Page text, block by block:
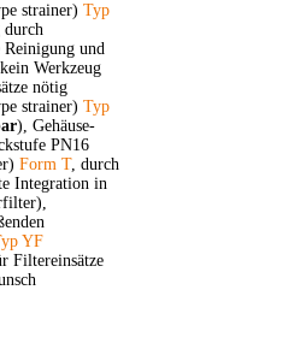
strainer) Typ
durch
Reinigung und
Werkzeug
nötig
strainer) Typ
), Gehäuse-
PN16
Form T, durch
Integration in
YF
Filtereinsätze